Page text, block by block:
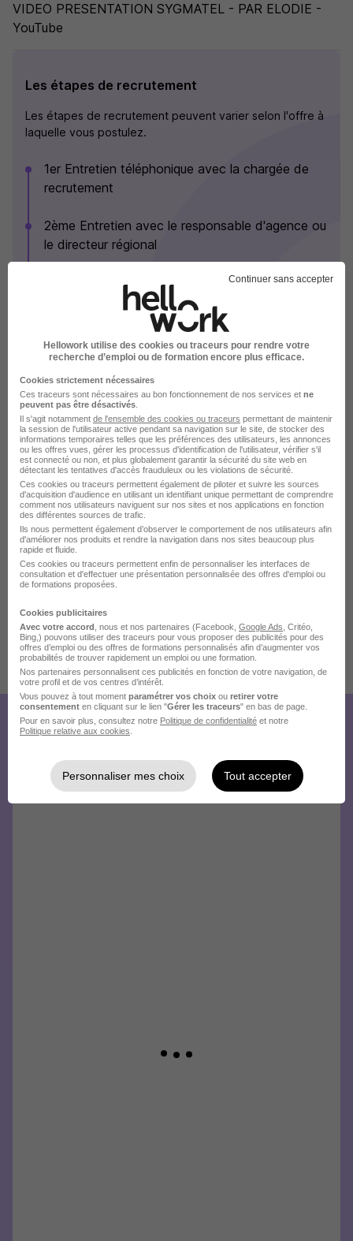
VIDEO PRESENTATION SYGMATEL - PAR ELODIE -
YouTube
Les étapes de recrutement
Les étapes de recrutement peuvent varier selon l'offre à
laquelle vous postulez.
1er Entretien téléphonique avec la chargée de
recrutement
2ème Entretien avec le responsable d'agence ou
le directeur régional
Tests techniques éventuels en fonction des
Sygmatel en images
Publiée le 18/07/2026 - Réf : 3749302/27187456 CD/79B
Créez votre compte Hellowork et
envoyez votre candidature !
Continuer sans accepter
Hellowork utilise des cookies ou traceurs pour rendre votre
recherche d’emploi ou de formation encore plus efficace.
Cookies strictement nécessaires
Ces traceurs sont nécessaires au bon fonctionnement de nos services et ne
peuvent pas être désactivés
Il s'agit notamment de l'ensemble des cookies ou traceurs permettant de maintenir
la session de l'utilisateur active pendant sa navigation sur le site, de stocker des
informations temporaires telles que les préférences des utilisateurs, les annonces
ou les offres vues, gérer les processus d'identification de l'utilisateur, vérifier s'il
est connecté ou non, et plus globalement garantir la sécurité du site web en
détectant les tentatives d'accès frauduleux ou les violations de sécurité.
Ces cookies ou traceurs permettent également de piloter et suivre les sources
d'acquisition d'audience en utilisant un identifiant unique permettant de comprendre
comment nos utilisateurs naviguent sur nos sites et nos applications en fonction
des différentes sources de trafic.
Ils nous permettent également d’observer le comportement de nos utilisateurs afin
d'améliorer nos produits et rendre la navigation dans nos sites beaucoup plus
rapide et fluide.
Ces cookies ou traceurs permettent enfin de personnaliser les interfaces de
consultation et d'effectuer une présentation personnalisée des offres d'emploi ou
de formations proposées.
Cookies publicitaires
Avec votre accord , nous et nos partenaires (Facebook, Google Ads , Critéo,
Bing,) pouvons utiliser des traceurs pour vous proposer des publicités pour des
offres d’emploi ou des offres de formations personnalisés afin d’augmenter vos
probabilités de trouver rapidement un emploi ou une formation.
Nos partenaires personnalisent ces publicités en fonction de votre navigation, de
votre profil et de vos centres d’intérêt.
Vous pouvez à tout moment paramétrer vos choix ou retirer votre
consentement en cliquant sur le lien "Gérer les traceurs" en bas de page.
Pour en savoir plus, consultez notre Politique de confidentialité et notre
Politique relative aux cookies
Personnaliser mes choix Tout accepter